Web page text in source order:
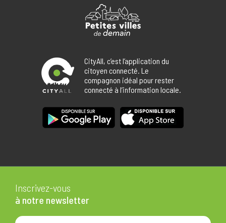
CityAll, c’est l’application du
citoyen connecté. Le
compagnon idéal pour rester
connecté à l’information locale.
Inscrivez-vous
à notre newsletter